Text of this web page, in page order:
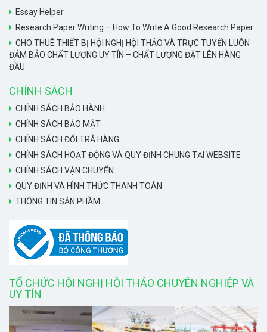
Essay Helper
Research Paper Writing – How To Write A Good Research Paper
CHO THUÊ THIẾT BỊ HỘI NGHỊ HỘI THẢO VÀ TRỰC TUYẾN LUÔN
ĐẢM BẢO CHẤT LƯỢNG UY TÍN – CHẤT LƯỢNG ĐẶT LÊN HÀNG
ĐẦU
CHÍNH SÁCH
CHÍNH SÁCH BẢO HÀNH
CHÍNH SÁCH BẢO MẬT
CHÍNH SÁCH ĐỔI TRẢ HÀNG
CHÍNH SÁCH HOẠT ĐỘNG VÀ QUY ĐỊNH CHUNG TẠI WEBSITE
CHÍNH SÁCH VẬN CHUYỂN
QUY ĐỊNH VÀ HÌNH THỨC THANH TOÁN
THÔNG TIN SẢN PHẦM
TỔ CHỨC HỘI NGHỊ HỘI THẢO CHUYÊN NGHIỆP VÀ
UY TÍN